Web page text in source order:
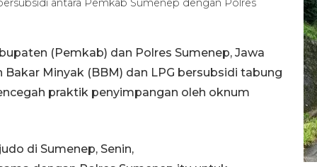
antara Pemkab Sumenep dengan Polres
(Pemkab) dan Polres Sumenep, Jawa
Minyak (BBM) dan LPG bersubsidi tabung
praktik penyimpangan oleh oknum
di Sumenep, Senin,